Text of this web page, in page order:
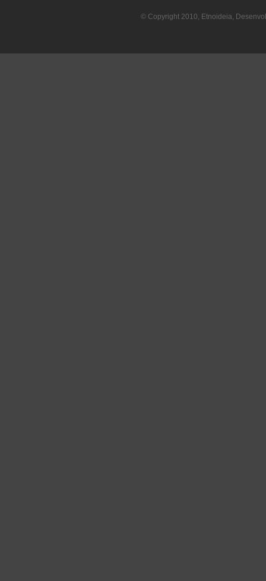
© Copyright 2010, Etnoideia,